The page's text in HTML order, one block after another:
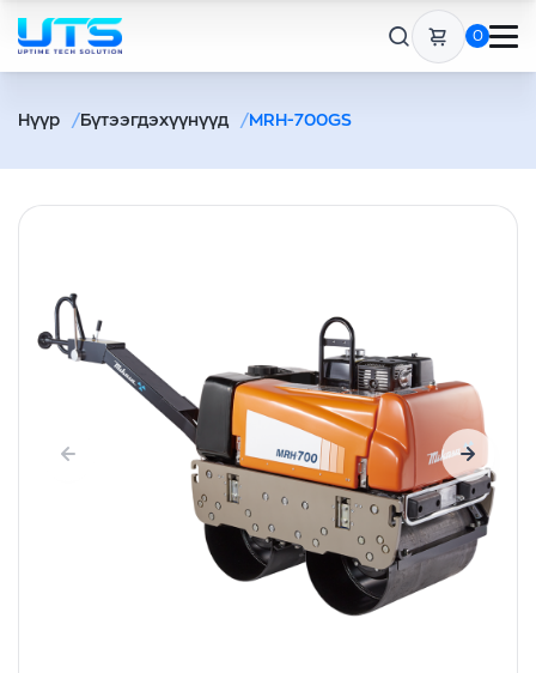
0
Нүүр Бүтээгдэхүүнүүд MRH-700GS